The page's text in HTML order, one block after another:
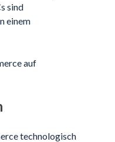
sind
einem
auf
technologisch